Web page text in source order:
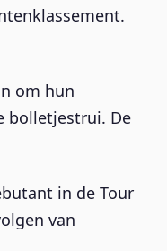
om hun
bolletjestrui. De
in de Tour
van